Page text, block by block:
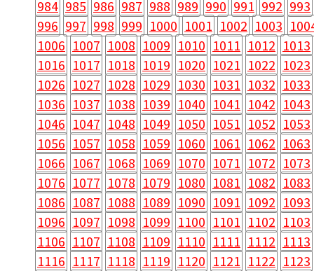
984 985 986 987 988 989 990 991 992 993
996 997 998 999 1000 1001 1002 1003
1006 1007 1008 1009 1010 1011 1012 1013
1016 1017 1018 1019 1020 1021 1022 1023
1026 1027 1028 1029 1030 1031 1032 1033
1036 1037 1038 1039 1040 1041 1042 1043
1046 1047 1048 1049 1050 1051 1052 1053
1056 1057 1058 1059 1060 1061 1062 1063
1066 1067 1068 1069 1070 1071 1072 1073
1076 1077 1078 1079 1080 1081 1082 1083
1086 1087 1088 1089 1090 1091 1092 1093
1096 1097 1098 1099 1100 1101 1102 1103
1106 1107 1108 1109 1110 1111 1112 1113
1116 1117 1118 1119 1120 1121 1122 1123